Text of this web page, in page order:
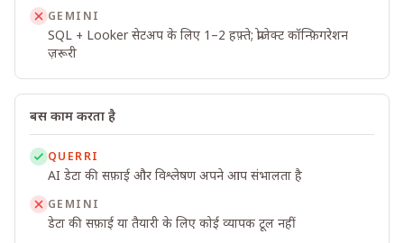
GEMINI
SQL + Looker सेटअप के लिए 1–2 हफ़्ते; प्रोजेक्ट कॉन्फ़िगरेशन
ज़रूरी
बस काम करता है
QUERRI
AI डेटा की सफ़ाई और विश्लेषण अपने आप संभालता है
GEMINI
डेटा की सफ़ाई या तैयारी के लिए कोई व्यापक टूल नहीं